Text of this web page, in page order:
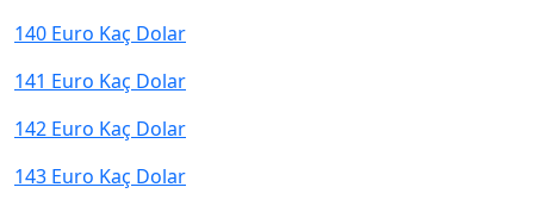
140 Euro Kaç Dolar
141 Euro Kaç Dolar
142 Euro Kaç Dolar
143 Euro Kaç Dolar